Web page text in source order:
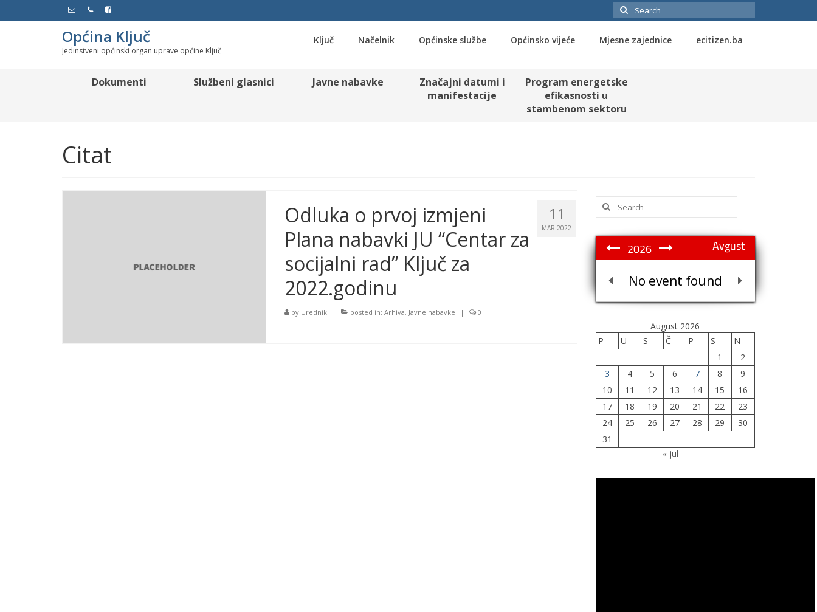
Search
for:
Općina Ključ
Jedinstveni općinski organ uprave općine Ključ
Ključ Načelnik Općinske službe Općinsko vijeće Mjesne zajednice ecitizen.ba
Dokumenti Službeni glasnici Javne nabavke
Značajni datumi i
manifestacije
Program energetske
efikasnosti u
stambenom sektoru
Citat
11
MAR 2022
Odluka o prvoj izmjeni
Plana nabavki JU “Centar za
socijalni rad” Ključ za
2022.godinu
by Urednik| posted in: Arhiva, Javne nabavke | 0
Search
for:
Avgust
2026
No event found
August 2026
P
U S Č P S
N
1
2
3
4 5 6 7 8
9
10
11 12 13 14 15
16
17
18 19 20 21 22
23
24
25 26 27 28 29
30
31
« jul